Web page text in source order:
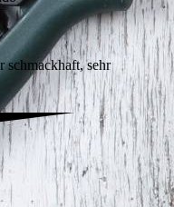
schmackhaft, sehr